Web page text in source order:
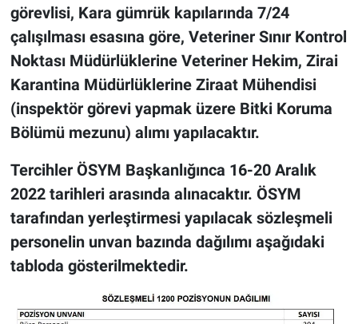
görevlisi, Kara gümrük kapılarında 7/24
çalışılması esasına göre, Veteriner Sınır Kontrol
Noktası Müdürlüklerine Veteriner Hekim, Zirai
Karantina Müdürlüklerine Ziraat Mühendisi
(inspektör görevi yapmak üzere Bitki Koruma
Bölümü mezunu) alımı yapılacaktır.
Tercihler ÖSYM Başkanlığınca 16-20 Aralık
2022 tarihleri arasında alınacaktır. ÖSYM
tarafından yerleştirmesi yapılacak sözleşmeli
personelin unvan bazında dağılımı aşağıdaki
tabloda gösterilmektedir.